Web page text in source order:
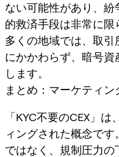
ない可能性があり、
的救済手段は非常に限
多くの地域では、取引
にかかわらず、暗号
します。
まとめ：マーケティ
「KYC不要のCEX」
ィングされた概念で
ではなく、規制圧力